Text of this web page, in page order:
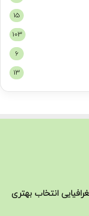
15
103
6
13
انتخاب بهتری